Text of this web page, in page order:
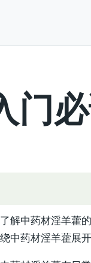
门
解中药材淫羊藿
中药材淫羊藿展